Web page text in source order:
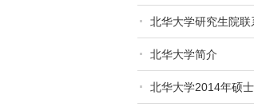
北华大学研究生院联
北华大学简介
北华大学2014年硕